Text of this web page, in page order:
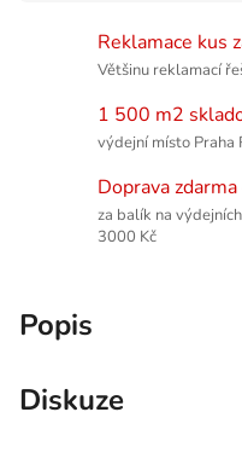
Reklamace kus
Většinu reklamací
1 500 m2
výdejní místo Praha
Doprava
za balík na
3000 Kč
Popis
Diskuze